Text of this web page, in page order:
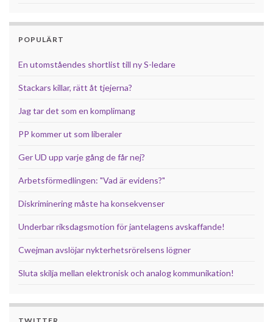
POPULÄRT
En utomståendes shortlist till ny S-ledare
Stackars killar, rätt åt tjejerna?
Jag tar det som en komplimang
PP kommer ut som liberaler
Ger UD upp varje gång de får nej?
Arbetsförmedlingen: "Vad är evidens?"
Diskriminering måste ha konsekvenser
Underbar riksdagsmotion för jantelagens avskaffande!
Cwejman avslöjar nykterhetsrörelsens lögner
Sluta skilja mellan elektronisk och analog kommunikation!